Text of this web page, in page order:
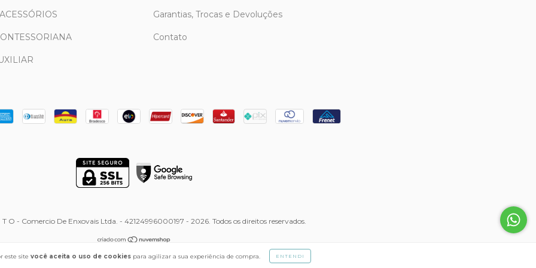
este site você aceita o uso de cookies para agilizar a sua experiência de compra. ENTENDI
Garantias, Trocas e Devoluções
Contato
O - Comercio De Enxovais Ltda. - 42124996000197 - 2026. Todos os direitos reservados.